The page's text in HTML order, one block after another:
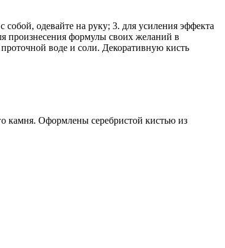
одевайте на руку; 3. для усиления эффекта
произнесения формулы своих желаний в
воде и соли. Декоративную кисть
камня. Оформлены серебристой кистью из